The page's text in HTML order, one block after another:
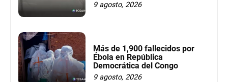
9 agosto, 2026
Más de 1,900 fallecidos por
Ébola en República
Democrática del Congo
9 agosto, 2026